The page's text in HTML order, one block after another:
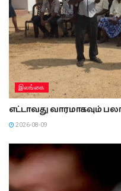
இலங்கை
எட்டாவது வாரமாகவும்
2026-08-09